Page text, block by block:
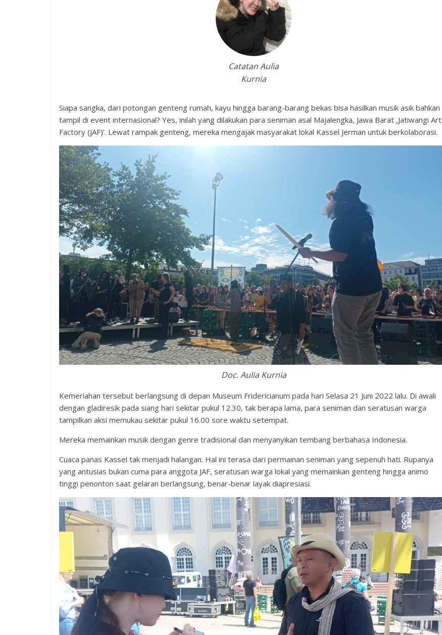
Catatan Aulia
Kurnia
Siapa sangka, dari potongan genteng rumah, kayu hingga barang-barang bekas bisa hasilkan musik asik bahkan
tampil di event internasional? Yes, inilah yang dilakukan para seniman asal Majalengka, Jawa Barat ‚Jatiwangi Art
Factory (JAF)’. Lewat rampak genteng, mereka mengajak masyarakat lokal Kassel Jerman untuk berkolaborasi.
Doc. Aulia Kurnia
Kemeriahan tersebut berlangsung di depan Museum Fridericianum pada hari Selasa 21 Juni 2022 lalu. Di awali
dengan gladiresik pada siang hari sekitar pukul 12.30, tak berapa lama, para seniman dan seratusan warga
tampilkan aksi memukau sekitar pukul 16.00 sore waktu setempat.
Mereka memainkan musik dengan genre tradisional dan menyanyikan tembang berbahasa Indonesia.
Cuaca panas Kassel tak menjadi halangan. Hal ini terasa dari permainan seniman yang sepenuh hati. Rupanya
yang antusias bukan cuma para anggota JAF, seratusan warga lokal yang memainkan genteng hingga animo
tinggi penonton saat gelaran berlangsung, benar-benar layak diapresiasi.